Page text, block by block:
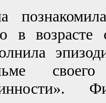
в возрасте